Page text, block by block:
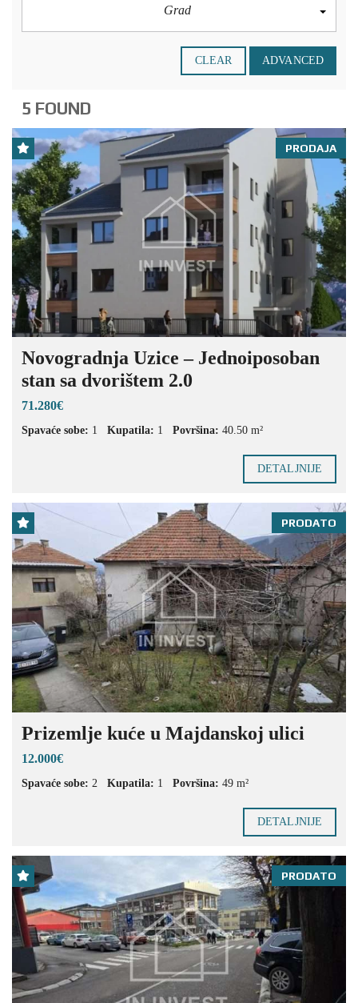
Grad
CLEAR ADVANCED
5 FOUND
PRODAJA
Novogradnja Uzice – Jednoiposoban
stan sa dvorištem 2.0
71.280€
Spavaće sobe: 1 Kupatila: 1 Površina: 40.50 m²
DETALJNIJE
PRODATO
Prizemlje kuće u Majdanskoj ulici
12.000€
Spavaće sobe: 2 Kupatila: 1 Površina: 49 m²
DETALJNIJE
PRODATO